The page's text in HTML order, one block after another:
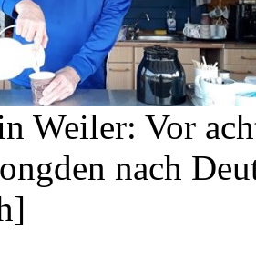
Weiler: Vor
nach